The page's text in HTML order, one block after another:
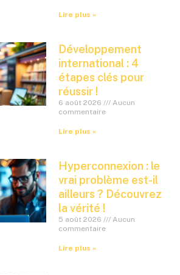
Lire plus »
Développement
international : 4
étapes clés pour
réussir !
6 août 2026
Aucun
commentaire
Lire plus »
Hyperconnexion : le
vrai problème est-il
ailleurs ? Découvrez
la vérité !
5 août 2026
Aucun
commentaire
Lire plus »